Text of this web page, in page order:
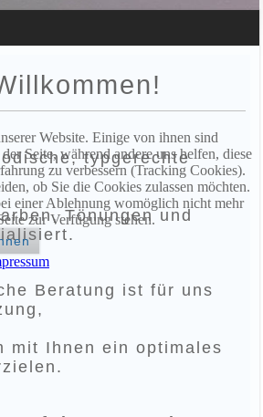
typgerechte
Tönungen und
Beratung ist für uns
mit Ihnen ein optimales
Website. Einige von ihnen sind
Seite, während andere uns helfen, diese
zu verbessern (Tracking Cookies).
ob Sie die Cookies zulassen möchten.
einer Ablehnung womöglich nicht mehr
zur Verfügung stehen.